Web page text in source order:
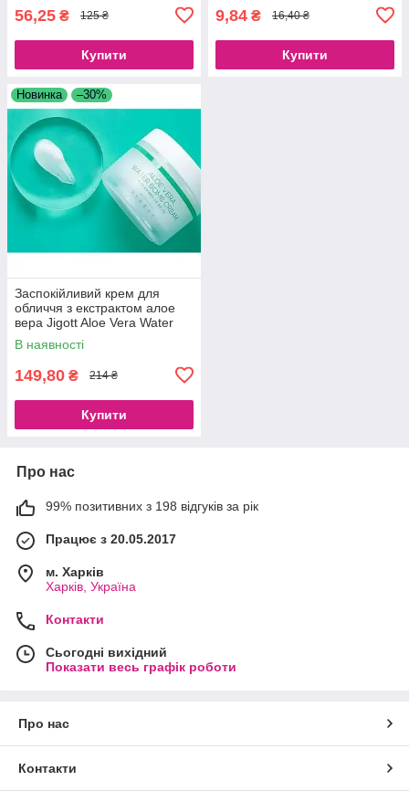
56,25 ₴ 125 ₴
Купити
9,84 ₴ 16,40 ₴
Купити
Новинка –30%
Заспокійливий крем для
обличчя з екстрактом алое
вера Jigott Aloe Vera Water
Bomb Cream, 150 ml
В наявності
149,80 ₴ 214 ₴
Купити
Про нас
99% позитивних з 198 відгуків за рік
Працює з 20.05.2017
м. Харків
Харків, Україна
Контакти
Сьогодні вихідний
Показати весь графік роботи
Про нас
Контакти